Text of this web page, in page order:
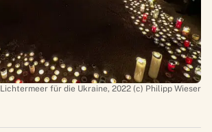
Lichtermeer für die Ukraine, 2022 (c) Philipp Wieser